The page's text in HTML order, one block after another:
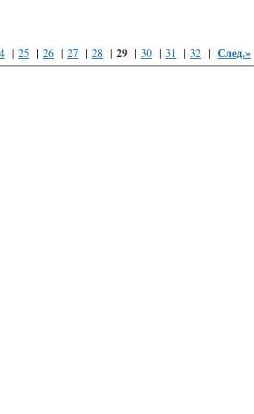
| 25 | 26 | 27 | 28 | 29 | 30 | 31 | 32 | След.»